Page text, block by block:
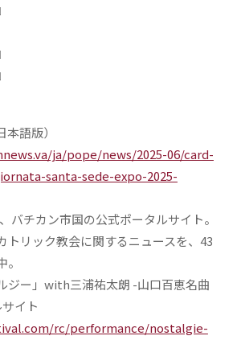
語版）
ja/pope/news/2025-06/card-
santa-sede-expo-2025-
バチカン市国の公式ポータルサイト。
トリック教会に関するニュースを、43
ジー」with三浦祐太朗 -山口百恵名曲
イト
rc/performance/nostalgie-